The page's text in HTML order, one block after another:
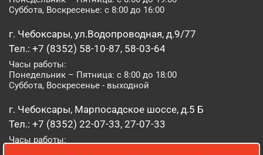
Суббота, Воскресенье: с 8:00 до 16:00
г. Чебоксары, ул.Водопроводная, д.9/77
Тел.: +7 (8352) 58-10-87, 58-03-64
Часы работы:
Понедельник – Пятница: с 8:00 до 18:00
Суббота, Воскресенье - выходной
г. Чебоксары, Марпосадское шоссе, д.5 Б
Тел.: +7 (8352) 22-07-33, 27-07-33
Часы работы: